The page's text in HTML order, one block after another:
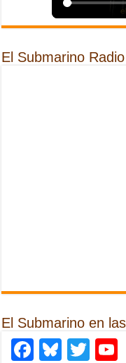
El Submarino Radio
El Submarino en
Facebook